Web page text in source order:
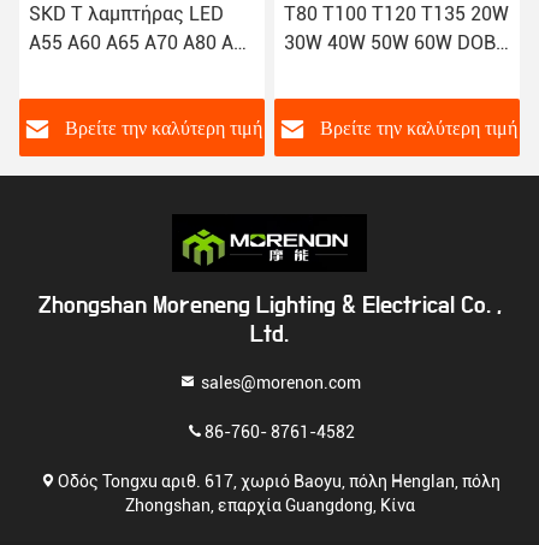
SKD T λαμπτήρας LED
A55 A60 A65 A70 A80 A95
20W
Βρείτε την καλύτερη τιμή
T80 T100 T120 T135 20W
30W 40W 50W 60W DOB
Βρείτε την καλύτερη τιμή
Zhongshan Moreneng Lighting & Electrical Co. ,
Ltd.
sales@morenon.com
86-760- 8761-4582
Οδός Tongxu αριθ. 617, χωριό Baoyu, πόλη Henglan, πόλη
Zhongshan, επαρχία Guangdong, Κίνα